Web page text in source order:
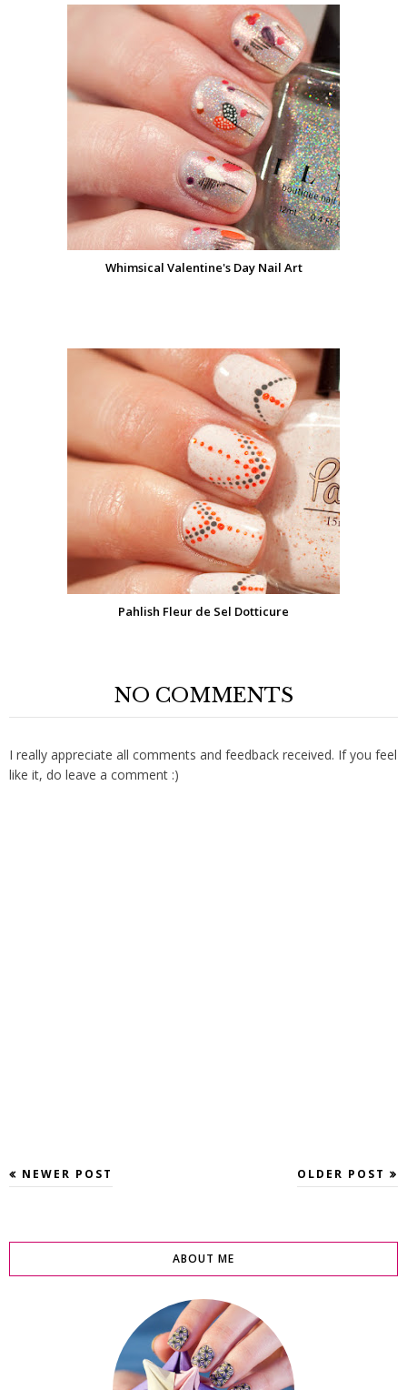
Whimsical Valentine's Day Nail Art
Pahlish Fleur de Sel Dotticure
NO COMMENTS
I really appreciate all comments and feedback received. If you feel
like it, do leave a comment :)
NEWER POST OLDER POST
ABOUT ME